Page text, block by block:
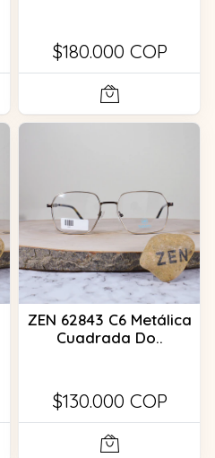
$180.000 COP
ZEN 62843 C6 Metálica
Cuadrada Do..
$130.000 COP